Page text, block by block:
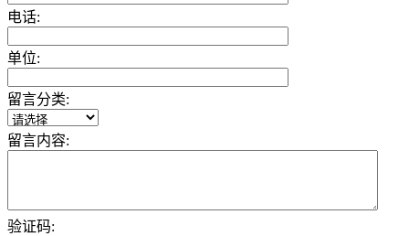
电话:
单位:
留言分类:
留言内容:
验证码: